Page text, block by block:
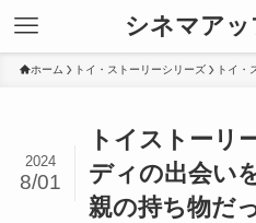
シネマア
ホーム トイ・ストーリーシリーズ トイ・
トイストーリ
ディの出会い
親の持ち物だ
2024
8/01